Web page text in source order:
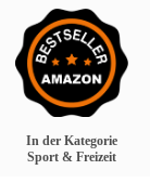
In der Kategorie
Sport & Freizeit